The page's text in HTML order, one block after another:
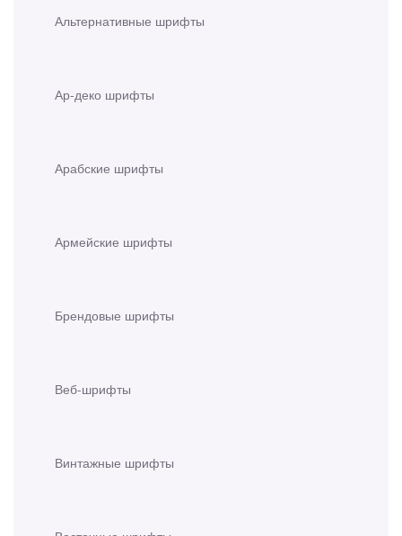
Альтернативные шрифты
Ар-деко шрифты
Арабские шрифты
Армейские шрифты
Брендовые шрифты
Веб-шрифты
Винтажные шрифты